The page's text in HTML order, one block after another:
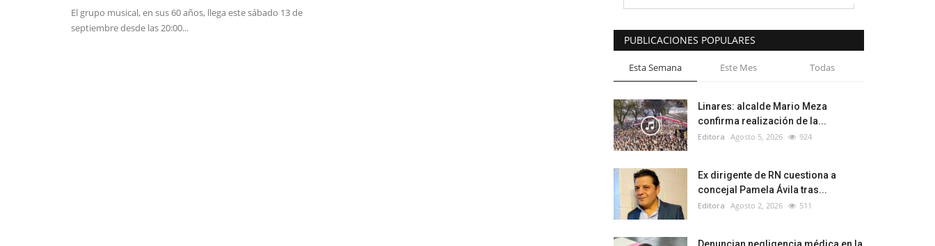
El grupo musical, en sus 60 años, llega este sábado 13 de
septiembre desde las 20:00...
PUBLICACIONES POPULARES
Esta Semana Este Mes Todas
Linares: alcalde Mario Meza
confirma realización de la...
Editora Agosto 5, 2026 924
Ex dirigente de RN cuestiona a
concejal Pamela Ávila tras...
Editora Agosto 2, 2026 511